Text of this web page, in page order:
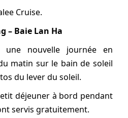
Cruise.
– Baie Lan Ha
une nouvelle journée en
matin sur le bain de soleil
du lever du soleil.
déjeuner à bord pendant
servis gratuitement.